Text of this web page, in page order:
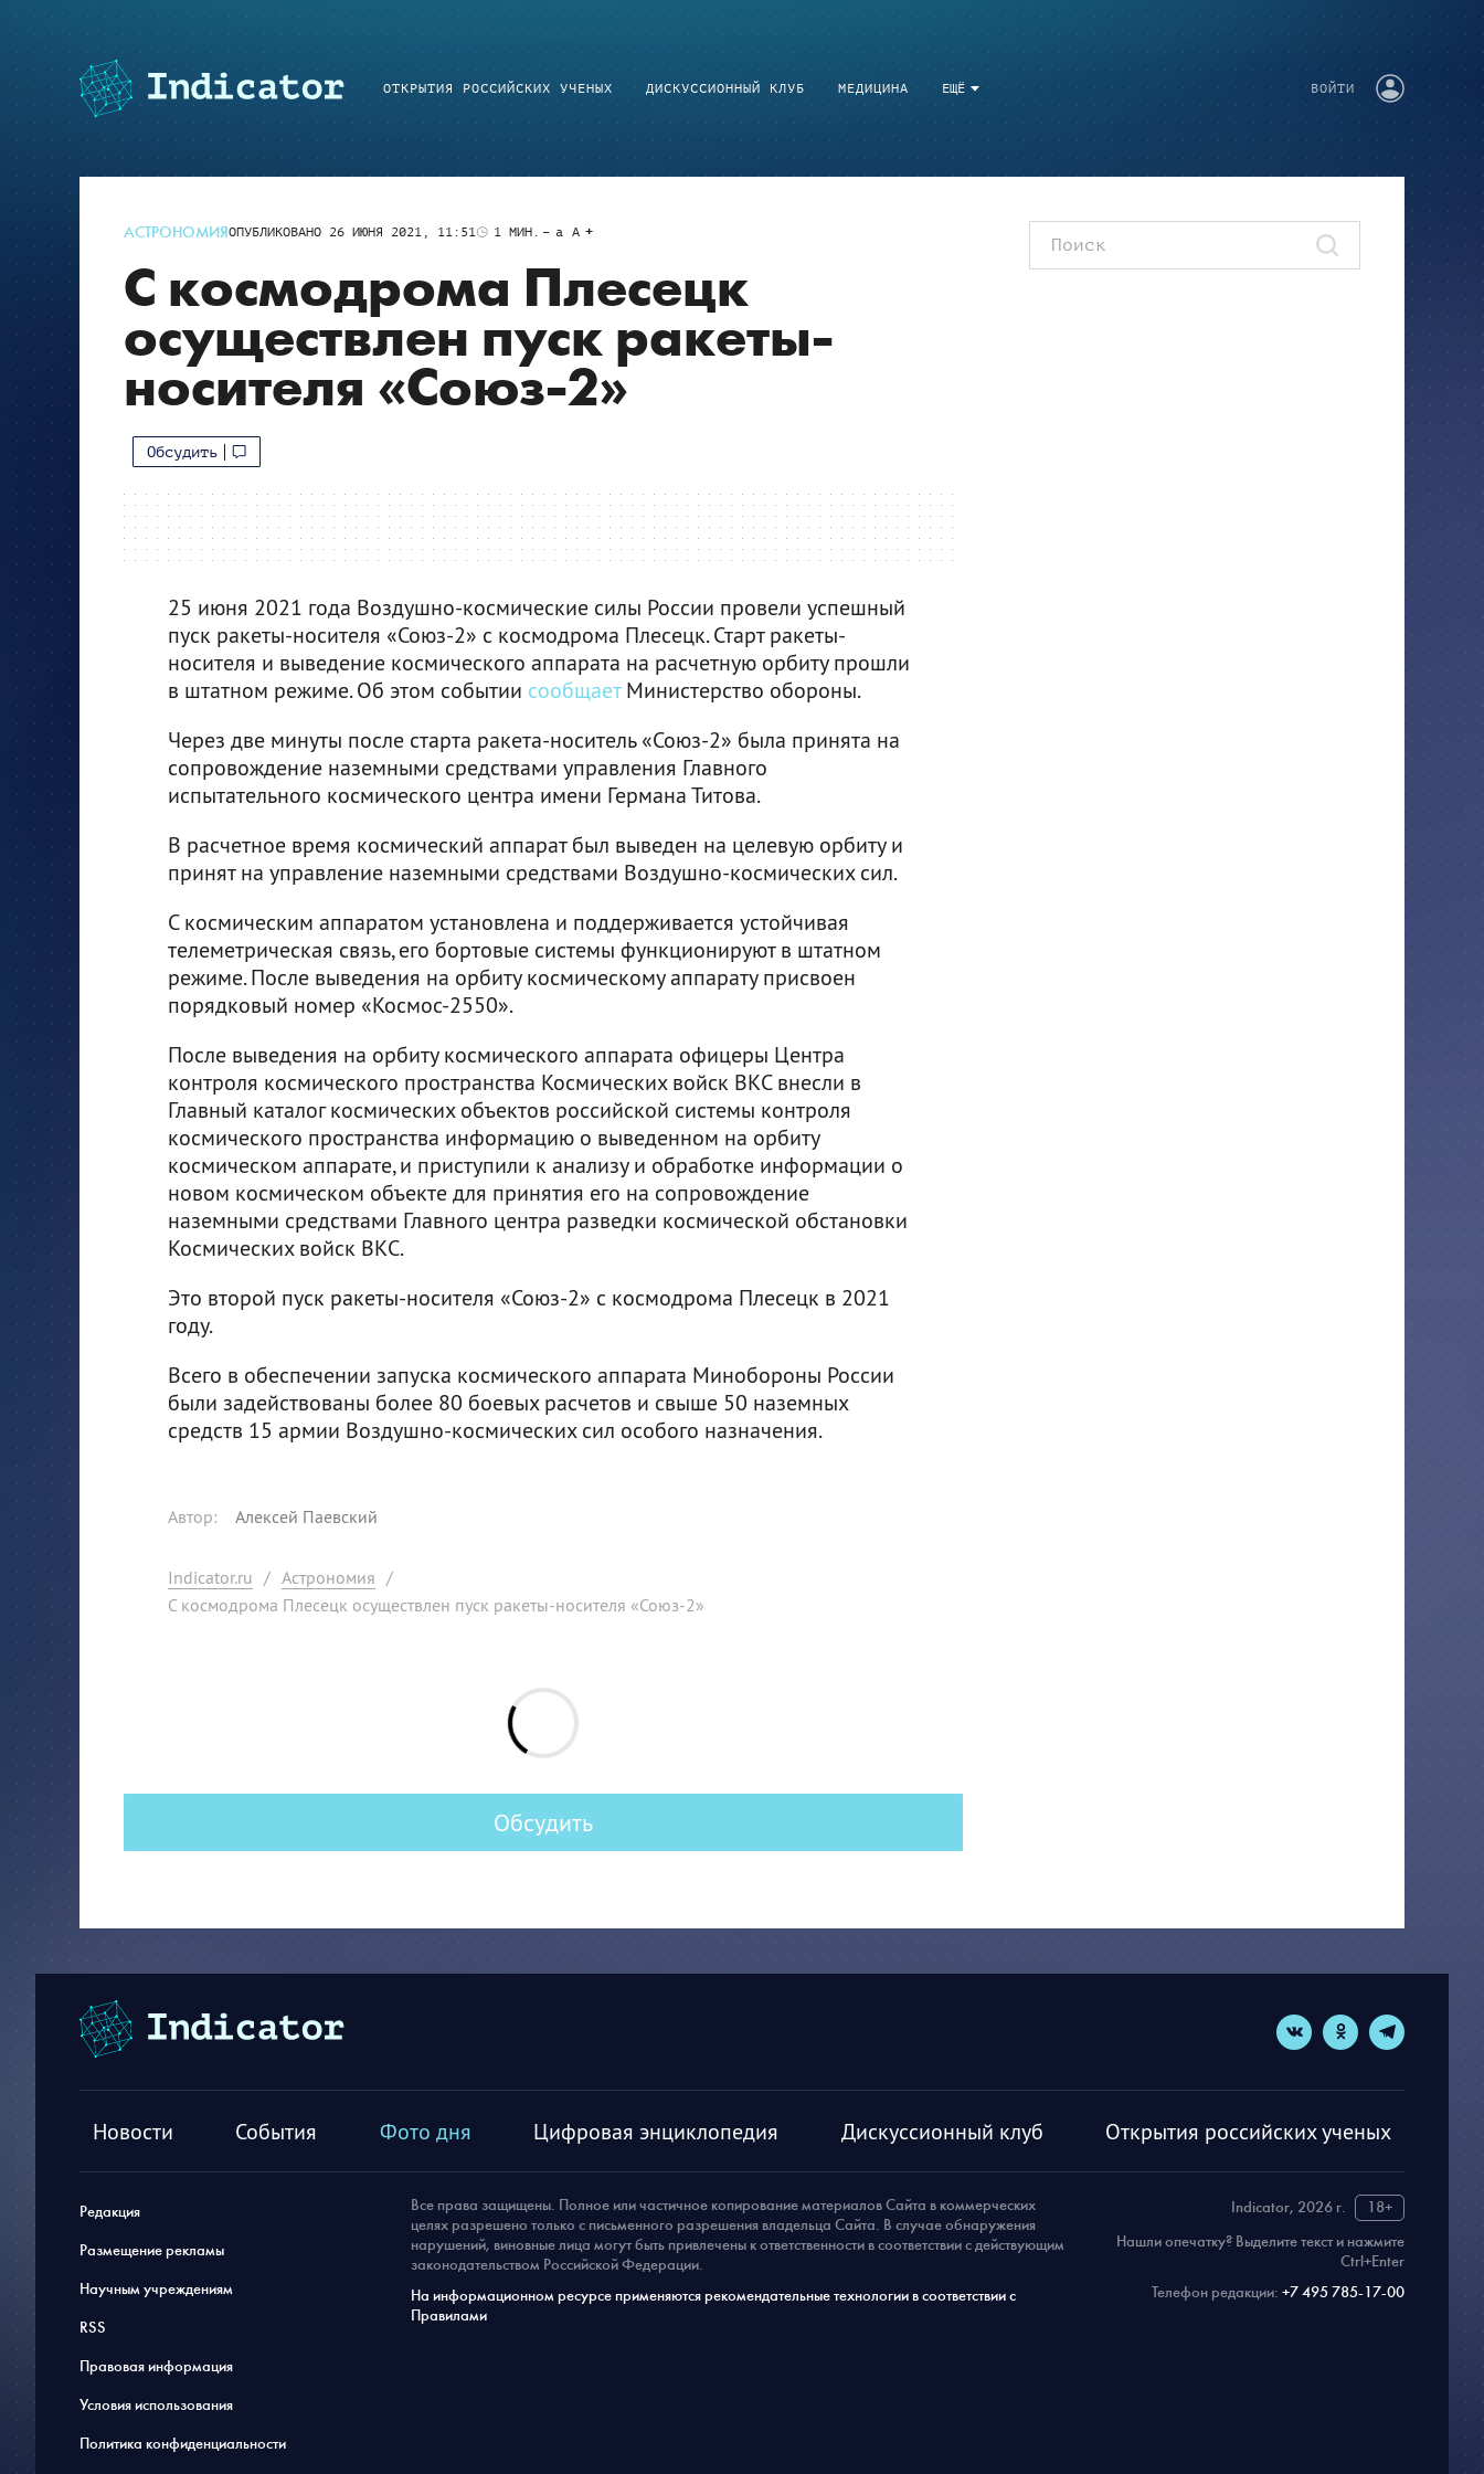
ЕЩЁ
ОТКРЫТИЯ РОССИЙСКИХ УЧЕНЫХ ДИСКУССИОННЫЙ КЛУБ МЕДИЦИНА ВОЙТИ
АСТРОНОМИЯОПУБЛИКОВАНО 26 ИЮНЯ 2021, 11:51 1 МИН. a A
С космодрома Плесецк
осуществлен пуск ракеты-
носителя «Союз-2»
Обсудить
25 июня 2021 года Воздушно-космические силы России провели успешный
пуск ракеты-носителя «Союз-2» с космодрома Плесецк. Старт ракеты-
носителя и выведение космического аппарата на расчетную орбиту прошли
в штатном режиме. Об этом событии сообщаетМинистерство обороны.
Через две минуты после старта ракета-носитель «Союз-2» была принята на
сопровождение наземными средствами управления Главного
испытательного космического центра имени Германа Титова.
В расчетное время космический аппарат был выведен на целевую орбиту и
принят на управление наземными средствами Воздушно-космических сил.
С космическим аппаратом установлена и поддерживается устойчивая
телеметрическая связь, его бортовые системы функционируют в штатном
режиме. После выведения на орбиту космическому аппарату присвоен
порядковый номер «Космос-2550».
После выведения на орбиту космического аппарата офицеры Центра
контроля космического пространства Космических войск ВКС внесли в
Главный каталог космических объектов российской системы контроля
космического пространства информацию о выведенном на орбиту
космическом аппарате, и приступили к анализу и обработке информации о
новом космическом объекте для принятия его на сопровождение
наземными средствами Главного центра разведки космической обстановки
Космических войск ВКС.
Это второй пуск ракеты-носителя «Союз-2» с космодрома Плесецк в 2021
году.
Всего в обеспечении запуска космического аппарата Минобороны России
были задействованы более 80 боевых расчетов и свыше 50 наземных
средств 15 армии Воздушно-космических сил особого назначения.
Автор: Алексей Паевский
Indicator.ru / Астрономия /
С космодрома Плесецк осуществлен пуск ракеты-носителя «Союз-2»
Обсудить
Новости События Фото дня Цифровая энциклопедия Дискуссионный клуб Открытия российских ученых
Редакция
Размещение рекламы
Научным учреждениям
RSS
Правовая информация
Условия использования
Политика конфиденциальности
Indicator, 2026 г.
18+
Нашли опечатку? Выделите текст и нажмите
Ctrl+Enter
Телефон редакции: +7 495 785-17-00
Все права защищены. Полное или частичное копирование материалов Сайта в коммерческих
целях разрешено только с письменного разрешения владельца Сайта. В случае обнаружения
нарушений, виновные лица могут быть привлечены к ответственности в соответствии с действующим
законодательством Российской Федерации.
На информационном ресурсе применяются рекомендательные технологии в соответствии с
Правилами